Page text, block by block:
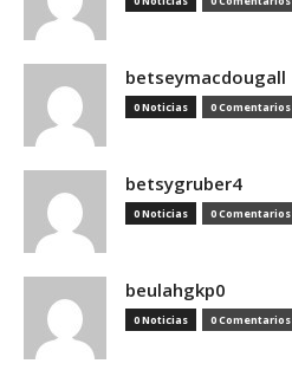
betseymacdougall
0 Noticias 0 Comentarios
betsygruber4
0 Noticias 0 Comentarios
beulahgkp0
0 Noticias 0 Comentarios